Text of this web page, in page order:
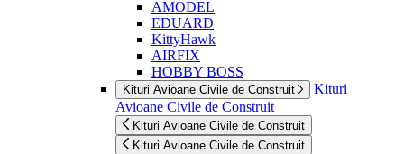
AMODEL
EDUARD
KittyHawk
AIRFIX
HOBBY BOSS
Kituri Avioane Civile de Construit
Kituri
Avioane Civile de Construit
Kituri Avioane Civile de Construit
Kituri Avioane Civile de Construit